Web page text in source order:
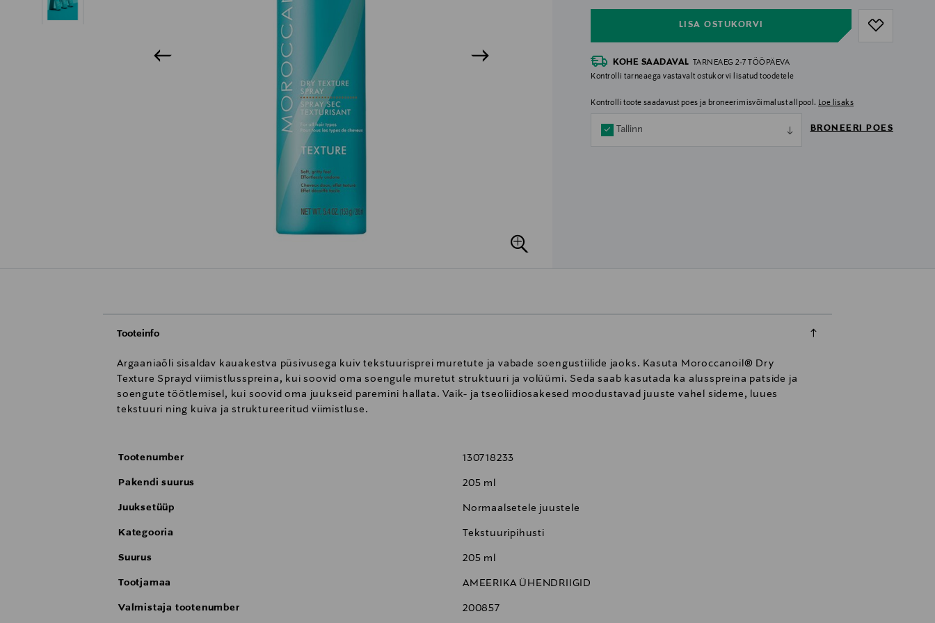
LISA OSTUKORVI
KOHE SAADAVAL TARNEAEG 2-7 TÖÖPÄEVA
Kontrolli tarneaega vastavalt ostukorvi lisatud toodetele
Kontrolli toote saadavust poes ja broneerimisvõimalust allpool. Loe lisaks
Tallinn BRONEERI POES
Tooteinfo
Argaaniaõli sisaldav kauakestva püsivusega kuiv tekstuurisprei muretute ja vabade soengustiilide jaoks. Kasuta Moroccanoil® Dry
Texture Sprayd viimistlusspreina, kui soovid oma soengule muretut struktuuri ja volüümi. Seda saab kasutada ka alusspreina patside ja
soengute töötlemisel, kui soovid oma juukseid paremini hallata. Vaik- ja tseoliidiosakesed moodustavad juuste vahel sideme, luues
tekstuuri ning kuiva ja struktureeritud viimistluse.
Tootenumber 130718233
Pakendi suurus 205 ml
Juuksetüüp Normaalsetele juustele
Kategooria Tekstuuripihusti
Suurus 205 ml
Tootjamaa AMEERIKA ÜHENDRIIGID
Valmistaja tootenumber 200857